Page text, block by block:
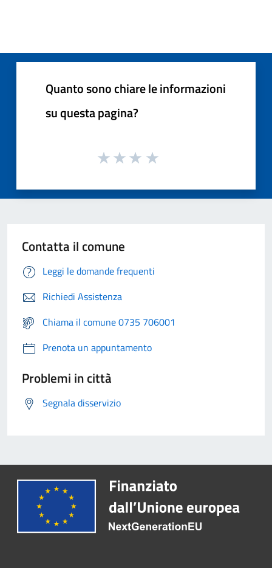
Quanto sono chiare le informazioni
su questa pagina?
Contatta il comune
Leggi le domande frequenti
Richiedi Assistenza
Chiama il comune 0735 706001
Prenota un appuntamento
Problemi in città
Segnala disservizio